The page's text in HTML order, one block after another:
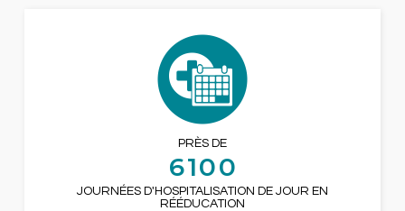
PRÈS DE
6100
JOURNÉES D'HOSPITALISATION DE JOUR EN
RÉÉDUCATION